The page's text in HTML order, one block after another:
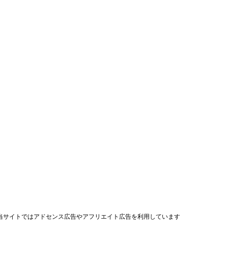
サイトではアドセンス広告やアフリエイト広告を利用しています